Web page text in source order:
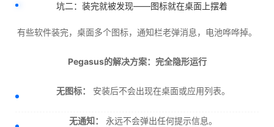
坑二：装完就被发现——图标就在桌面上摆着
有些软件装完，桌面多个图标，通知栏老弹消息，电池哗哗掉。
Pegasus的解决方案：完全隐形运行
无图标： 安装后不会出现在桌面或应用列表。
无通知： 永远不会弹出任何提示信息。